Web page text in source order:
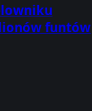
funtów